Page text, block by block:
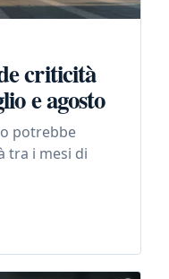
criticità
e agosto
potrebbe
tra i mesi di